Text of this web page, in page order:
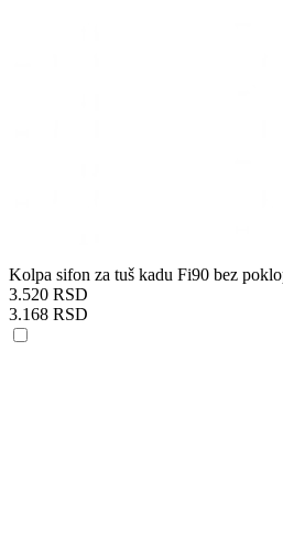
Kolpa sifon za tuš kadu Fi90 bez
3.520 RSD
3.168 RSD